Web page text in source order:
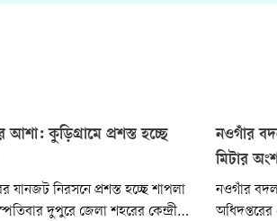
কুড়িগ্রামে প্রশস্ত হচ্ছে
যানজট নিরসনে প্রশস্ত হচ্ছে শাপলা
দুপুরে জেলা শহরের কেন্দ্রীয়
নওগাঁর
মিটার
নওগাঁর